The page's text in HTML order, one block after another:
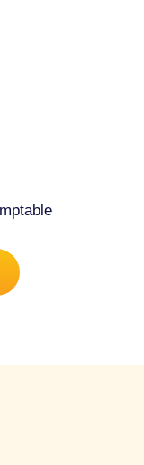
Tenue complète de